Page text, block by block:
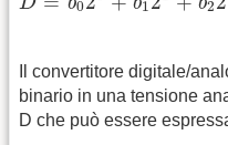
0 1 2
Il convertitore digitale/
binario in una tensione
D che può essere